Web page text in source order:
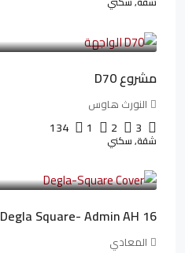
مشروع D70
النورث هاوس
3
2
1
134
شقة, سكني
Degla Square- Admin AH 16
المعادي